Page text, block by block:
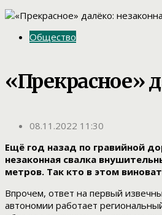
Общество
«Прекрасное»
08.11.2022 11:30
Ещё год назад по гравийной
незаконная свалка
метров. Так кто в этом
Впрочем, ответ на первый
автономии работает